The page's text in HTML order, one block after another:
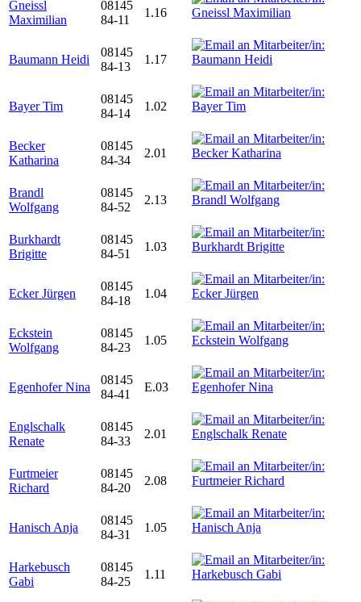
Gneissl
Maximilian
08145
84-11
1.16
Baumann Heidi
08145
84-13
1.17
Bayer Tim
08145
84-14
1.02
Becker
Katharina
08145
84-34
2.01
Brandl
Wolfgang
08145
84-52
2.13
Burkhardt
Brigitte
08145
84-51
1.03
Ecker Jürgen
08145
84-18
1.04
Eckstein
Wolfgang
08145
84-23
1.05
Egenhofer Nina
08145
84-41
E.03
Englschalk
Renate
08145
84-33
2.01
Furtmeier
Richard
08145
84-20
2.08
Hanisch Anja
08145
84-31
1.05
Harkebusch
Gabi
08145
84-25
1.11